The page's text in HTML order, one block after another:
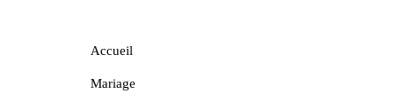
Accueil
Mariage